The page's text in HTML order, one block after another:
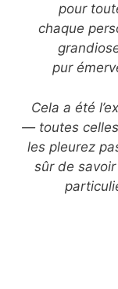
pour
chaque
pur
Cela a été
— toutes
les pleurez
sûr de